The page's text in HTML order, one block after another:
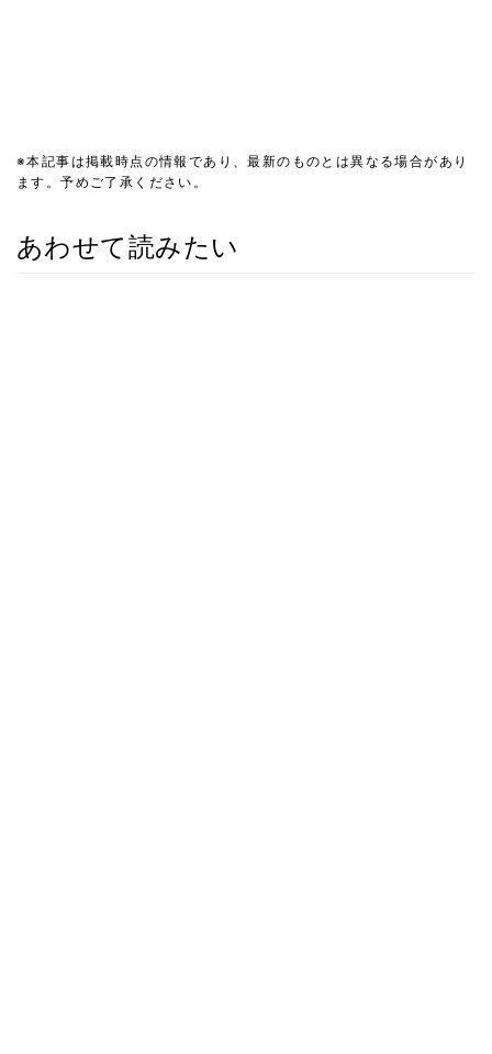
※本記事は掲載時点の情報であり、最新のものとは異なる場合があり
ます。予めご了承ください。
あわせて読みたい